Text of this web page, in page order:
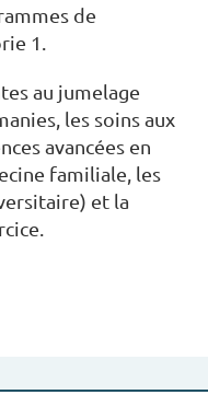
de
1.
au jumelage
les soins aux
avancées en
familiale, les
et la